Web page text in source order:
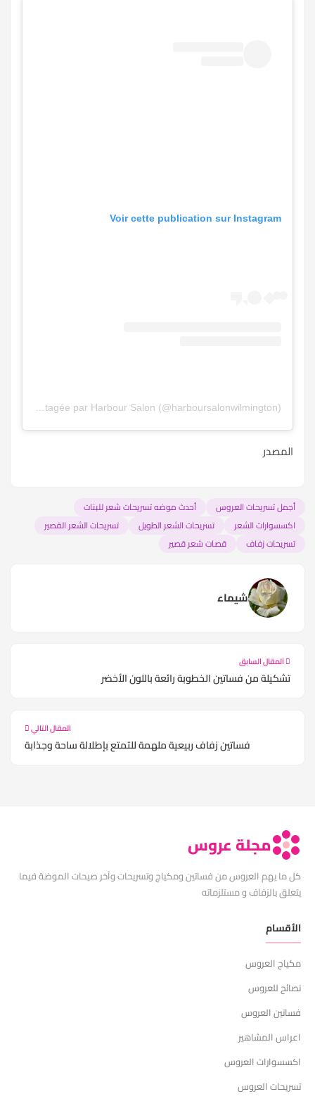
Voir cette publication sur Instagram
المصدر
أجمل تسريحات العروس
أحدث موضه تسريحات شعر للبنات
اكسسوارات الشعر
تسريحات الشعر الطويل
تسريحات الشعر القصير
تسريحات زفاف
قصات شعر قصير
شيماء
المقال السابق
تشكيلة من فساتين الخطوبة رائعة باللون الأخضر
المقال التالي
فساتين زفاف ربيعية ملهمة للتمتع بإطلالة ساحة وجذابة
مجلة عروس
كل ما يهم العروس من فساتين ومكياج وتسريحات وآخر صيحات الموضة فيما
يتعلق بالزفاف و مستلزماته
الأقسام
مكياج العروس
نصائح للعروس
فساتين العروس
اعراس المشاهير
اكسسوارات العروس
تسريحات العروس